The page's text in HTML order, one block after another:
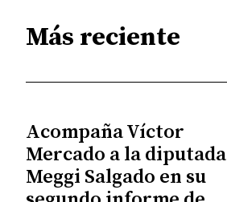
Más reciente
Acompaña Víctor
Mercado a la diputada
Meggi Salgado en su